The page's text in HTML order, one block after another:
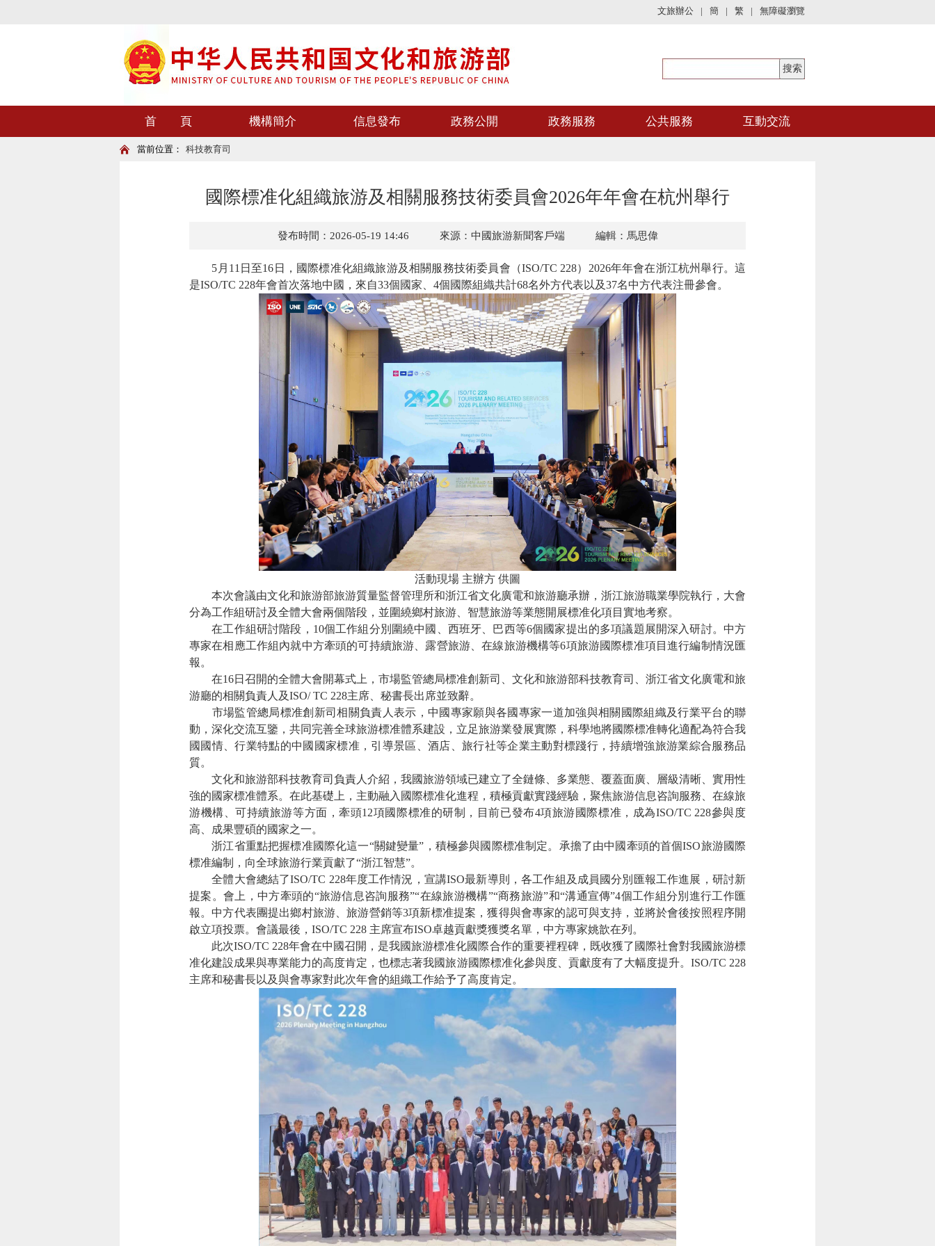
文旅辦公 | 簡 | 繁 | 無障礙瀏覽
首 頁 機構簡介 信息發布 政務公開 政務服務 公共服務 互動交流
當前位置： 科技教育司
國際標准化組織旅游及相關服務技術委員會2026年年會在杭州舉行
發布時間：2026-05-19 14:46 來源：中國旅游新聞客戶端 編輯：馬思偉
5月11日至16日，國際標准化組織旅游及相關服務技術委員會（ISO/TC 228）2026年年會在浙江杭州舉行。這
是ISO/TC 228年會首次落地中國，來自33個國家、4個國際組織共計68名外方代表以及37名中方代表注冊參會。
活動現場 主辦方 供圖
本次會議由文化和旅游部旅游質量監督管理所和浙江省文化廣電和旅游廳承辦，浙江旅游職業學院執行，大會
分為工作組研討及全體大會兩個階段，並圍繞鄉村旅游、智慧旅游等業態開展標准化項目實地考察。
在工作組研討階段，10個工作組分別圍繞中國、西班牙、巴西等6個國家提出的多項議題展開深入研討。中方
專家在相應工作組內就中方牽頭的可持續旅游、露營旅游、在線旅游機構等6項旅游國際標准項目進行編制情況匯
報。
在16日召開的全體大會開幕式上，市場監管總局標准創新司、文化和旅游部科技教育司、浙江省文化廣電和旅
游廳的相關負責人及ISO/ TC 228主席、秘書長出席並致辭。
市場監管總局標准創新司相關負責人表示，中國專家願與各國專家一道加強與相關國際組織及行業平台的聯
動，深化交流互鑒，共同完善全球旅游標准體系建設，立足旅游業發展實際，科學地將國際標准轉化適配為符合我
國國情、行業特點的中國國家標准，引導景區、酒店、旅行社等企業主動對標踐行，持續增強旅游業綜合服務品
質。
文化和旅游部科技教育司負責人介紹，我國旅游領域已建立了全鏈條、多業態、覆蓋面廣、層級清晰、實用性
強的國家標准體系。在此基礎上，主動融入國際標准化進程，積極貢獻實踐經驗，聚焦旅游信息咨詢服務、在線旅
游機構、可持續旅游等方面，牽頭12項國際標准的研制，目前已發布4項旅游國際標准，成為ISO/TC 228參與度
高、成果豐碩的國家之一。
浙江省重點把握標准國際化這一“關鍵變量”，積極參與國際標准制定。承擔了由中國牽頭的首個ISO旅游國際
標准編制，向全球旅游行業貢獻了“浙江智慧”。
全體大會總結了ISO/TC 228年度工作情況，宣講ISO最新導則，各工作組及成員國分別匯報工作進展，研討新
提案。會上，中方牽頭的“旅游信息咨詢服務”“在線旅游機構”“商務旅游”和“溝通宣傳”4個工作組分別進行工作匯
報。中方代表團提出鄉村旅游、旅游營銷等3項新標准提案，獲得與會專家的認可與支持，並將於會後按照程序開
啟立項投票。會議最後，ISO/TC 228 主席宣布ISO卓越貢獻獎獲獎名單，中方專家姚歆在列。
此次ISO/TC 228年會在中國召開，是我國旅游標准化國際合作的重要裡程碑，既收獲了國際社會對我國旅游標
准化建設成果與專業能力的高度肯定，也標志著我國旅游國際標准化參與度、貢獻度有了大幅度提升。ISO/TC 228
主席和秘書長以及與會專家對此次年會的組織工作給予了高度肯定。